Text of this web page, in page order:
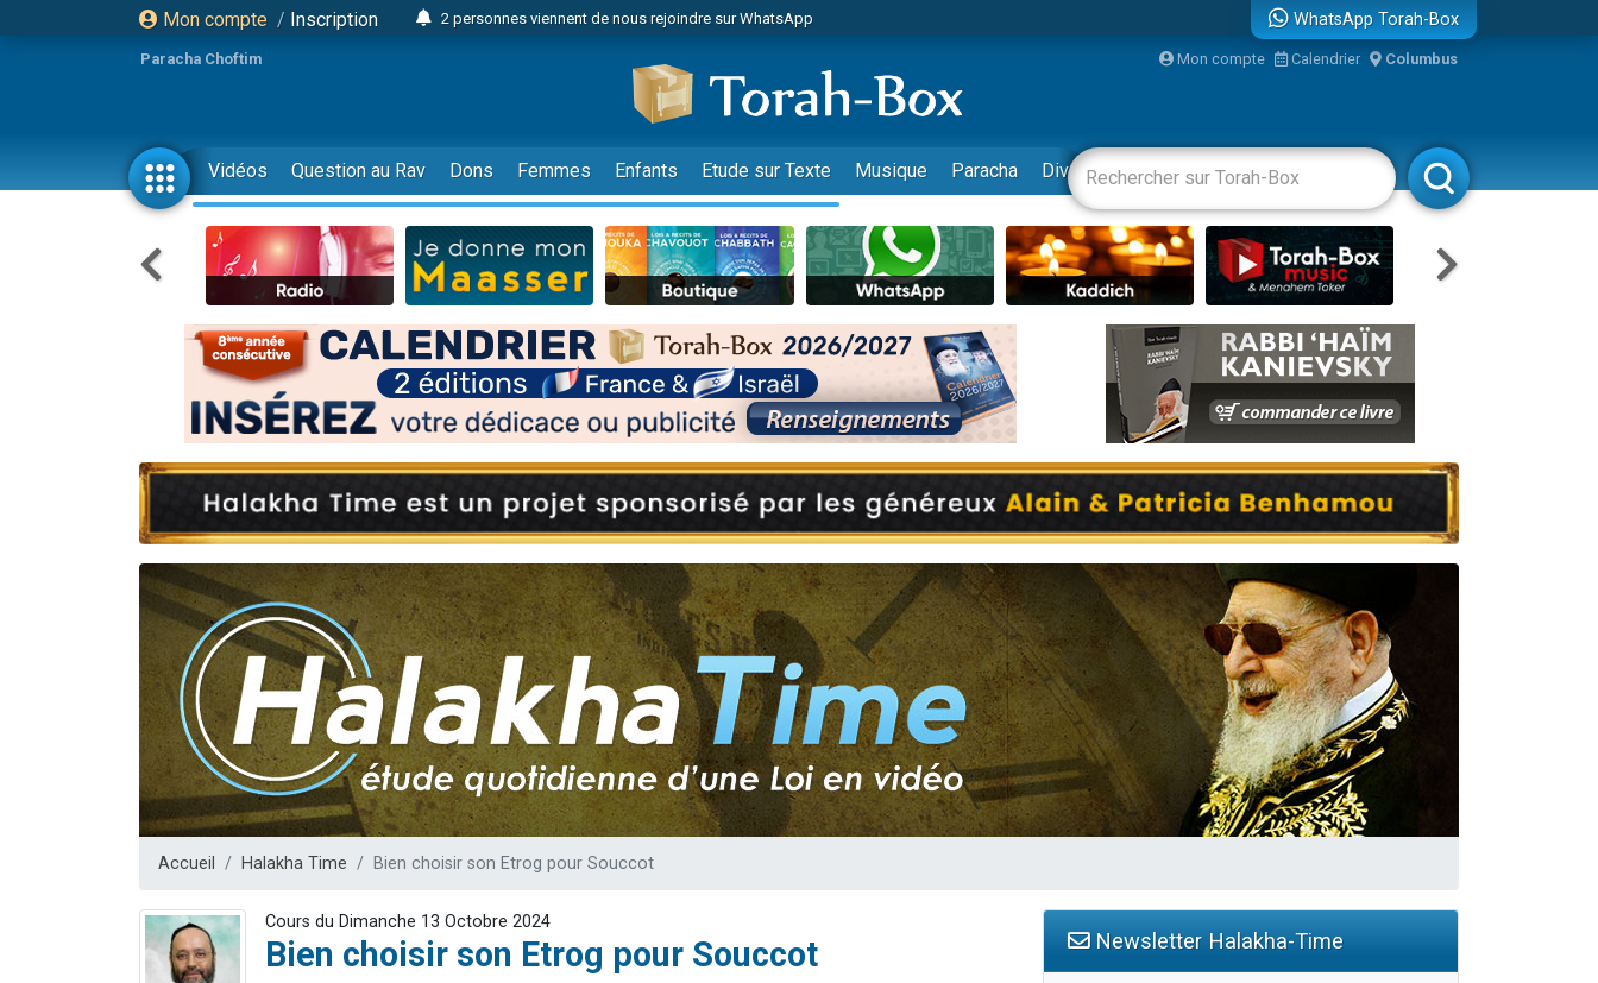
Mon compte / Inscription
2 personnes viennent de nous rejoindre sur WhatsApp
3 personnes viennent de faire un don pour Événements Torah-Box
2 personnes viennent de faire un don pour Tsédaka : pauvres d'Israel
3 personnes viennent de nous rejoindre sur WhatsApp
11 personnes viennent de demander une bénédiction
3 personnes viennent de faire un don pour Diane, 80 ans, dans un appartement insalubre
Il reste 49 places pour étudier en groupe sur Zoom
2 personnes viennent de nous rejoindre sur WhatsApp
29 personnes viennent de demander une bénédiction
Il reste 49 places pour étudier en groupe sur Zoom
2 personnes viennent de nous rejoindre sur WhatsApp
6 personnes viennent de nous rejoindre sur WhatsApp
2 personnes viennent de faire un don pour 1 Journée de Vacances Pour les Enfants
4 personnes viennent de nous rejoindre sur WhatsApp
Il reste 49 places pour étudier en groupe sur Zoom
Eva vient de donner son Maasser
Eli vient de donner son Maasser
WhatsApp Torah-Box
Paracha Choftim Mon compte Calendrier Columbus
Vidéos Question au Rav Dons Femmes Enfants Etude sur Texte Musique Paracha Divertissements Livres Rabbanim
Accueil Halakha Time Bien choisir son Etrog pour Souccot
Cours du Dimanche 13 Octobre 2024
Bien choisir son Etrog pour Souccot Newsletter Halakha-Time